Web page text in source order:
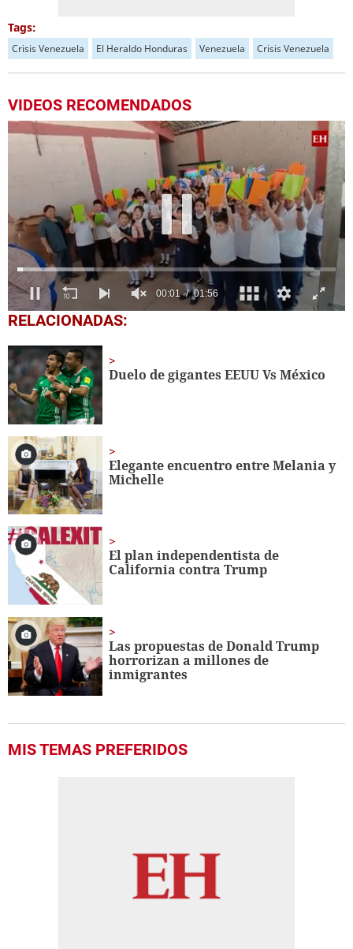
Tags:
Crisis Venezuela El Heraldo Honduras Venezuela Crisis Venezuela
VIDEOS RECOMENDADOS
0
seconds
1
minute,
56
seconds
RELACIONADAS:
Duelo de gigantes EEUU Vs México
Elegante encuentro entre Melania y
Michelle
El plan independentista de
California contra Trump
Las propuestas de Donald Trump
horrorizan a millones de
inmigrantes
MIS TEMAS PREFERIDOS